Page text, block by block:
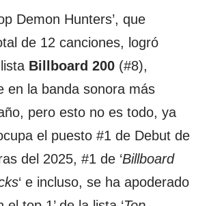
Demon Hunters’, que
de 12 canciones, logró
Billboard 200 (#8),
en la banda sonora más
pero esto no es todo, ya
el puesto #1 de Debut de
del 2025, #1 de ‘Billboard
‘ e incluso, se ha apoderado